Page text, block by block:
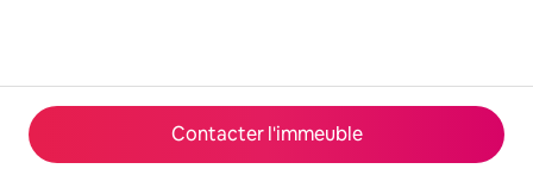
Contacter l'immeuble